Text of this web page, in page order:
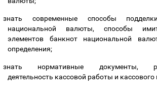
знать современные способы
национальной валюты, способы
элементов банкнот национальной
определения;
знать нормативные документы,
деятельность кассовой работы и кассового